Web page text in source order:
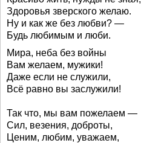
Здоровья зверского желаю.
Ну и как же без любви? —
Будь любимым и люби.
Мира, неба без войны
Вам желаем, мужики!
Даже если не служили,
Всё равно вы заслужили!
Так что, мы вам пожелаем —
Сил, везения, доброты,
Ценим, любим, уважаем,